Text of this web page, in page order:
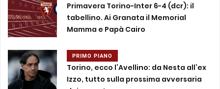
Primavera Torino-Inter 6-4 (dcr): il
tabellino. Ai Granata il Memorial
Mamma e Papà Cairo
PRIMO PIANO
Torino, ecco l’Avellino: da Nesta all’ex
Izzo, tutto sulla prossima avversaria